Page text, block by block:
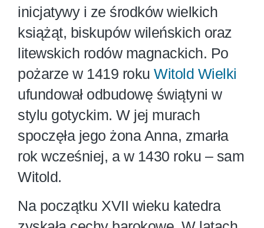
inicjatywy i ze środków wielkich
książąt, biskupów wileńskich oraz
litewskich rodów magnackich. Po
pożarze w 1419 roku Witold Wielki
ufundował odbudowę świątyni w
stylu gotyckim. W jej murach
spoczęła jego żona Anna, zmarła
rok wcześniej, a w 1430 roku – sam
Witold.
Na początku XVII wieku katedra